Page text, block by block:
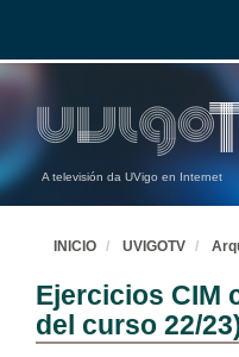
A televisión da UVigo en Internet
INICIO UVIGOTV
Ejercicios CIM
del curso 22/